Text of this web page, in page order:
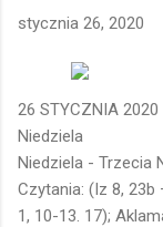
stycznia 26, 2020
26 STYCZNIA 2020
Niedziela
Niedziela - Trzecia
Czytania: (Iz 8, 23b
1, 10-13. 17);